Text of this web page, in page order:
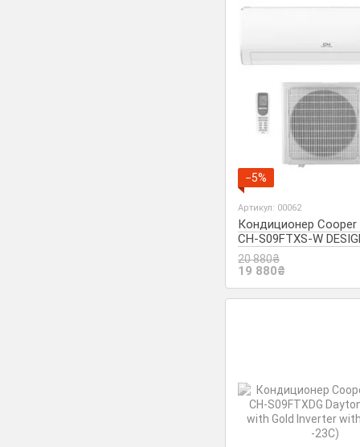
−5%
Артикул: 00062
Кондиционер Cooper
CH-S09FTXS-W
INVERTER Arctic (до -
20 880₴
19 880₴